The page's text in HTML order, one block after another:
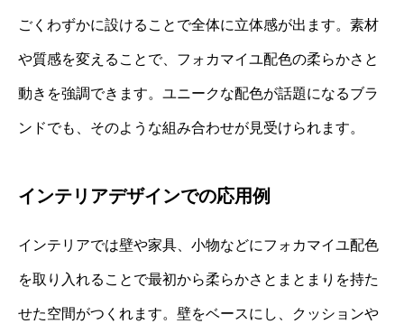
ごくわずかに設けることで全体に立体感が出ます。素材
や質感を変えることで、フォカマイユ配色の柔らかさと
動きを強調できます。ユニークな配色が話題になるブラ
ンドでも、そのような組み合わせが見受けられます。
インテリアデザインでの応用例
インテリアでは壁や家具、小物などにフォカマイユ配色
を取り入れることで最初から柔らかさとまとまりを持た
せた空間がつくれます。壁をベースにし、クッションや